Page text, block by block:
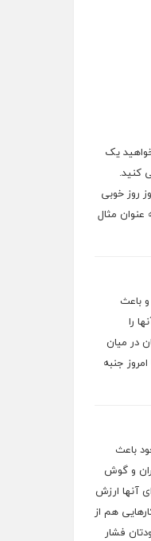
یک
کنید.
روز خوبی
عنوان مثال
باعث
را
در میان
جنبه
باعث
و گوش
آنها ارزش
هم از
فشار